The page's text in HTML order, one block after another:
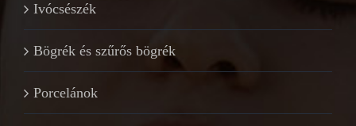
Ivócsészék
Bögrék és szűrős bögrék
Porcelánok